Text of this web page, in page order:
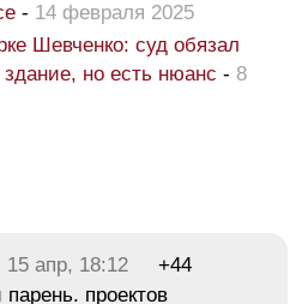
- 14 февраля 2025
Шевченко: суд обязал
здание, но есть нюанс - 8
15 апр, 18:12
+44
проектов